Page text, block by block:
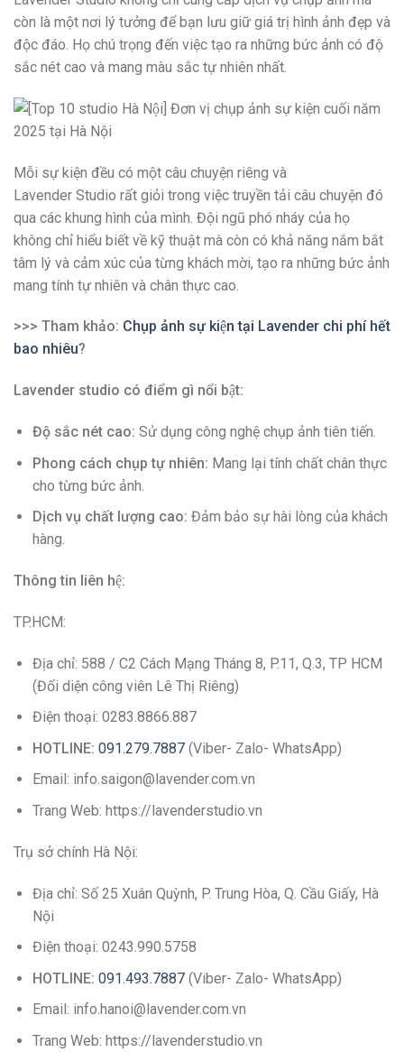
còn là một nơi lý tưởng để bạn lưu giữ giá trị hình ảnh đẹp và
độc đáo. Họ chú trọng đến việc tạo ra những bức ảnh có độ
sắc nét cao và mang màu sắc tự nhiên nhất.
Mỗi sự kiện đều có một câu chuyện riêng và
Lavender Studio rất giỏi trong việc truyền tải câu chuyện đó
qua các khung hình của mình. Đội ngũ phó nháy của họ
không chỉ hiểu biết về kỹ thuật mà còn có khả năng nắm bắt
tâm lý và cảm xúc của từng khách mời, tạo ra những bức ảnh
mang tính tự nhiên và chân thực cao.
>>> Tham khảo: Chụp ảnh sự kiện tại Lavender chi phí hết
bao nhiêu?
Lavender studio có điểm gì nổi bật:
Độ sắc nét cao: Sử dụng công nghệ chụp ảnh tiên tiến.
Phong cách chụp tự nhiên: Mang lại tính chất chân thực
cho từng bức ảnh.
Dịch vụ chất lượng cao: Đảm bảo sự hài lòng của khách
hàng.
Thông tin liên hệ:
TP.HCM:
Địa chỉ: 588 / C2 Cách Mạng Tháng 8, P.11, Q.3, TP HCM
(Đối diện công viên Lê Thị Riêng)
Điện thoại: 0283.8866.887
HOTLINE: 091.279.7887(Viber- Zalo- WhatsApp)
Email: info.saigon@lavender.com.vn
Trang Web: https://lavenderstudio.vn
Trụ sở chính Hà Nội:
Địa chỉ: Số 25 Xuân Quỳnh, P. Trung Hòa, Q. Cầu Giấy, Hà
Nội
Điện thoại: 0243.990.5758
HOTLINE: 091.493.7887(Viber- Zalo- WhatsApp)
Email: info.hanoi@lavender.com.vn
Trang Web: https://lavenderstudio.vn